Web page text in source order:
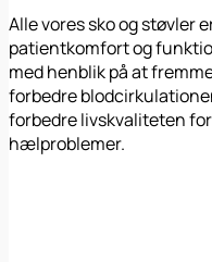
Alle vores sko og støvler
patientkomfort og
med henblik på at
forbedre
forbedre livskvaliteten
hælproblemer.